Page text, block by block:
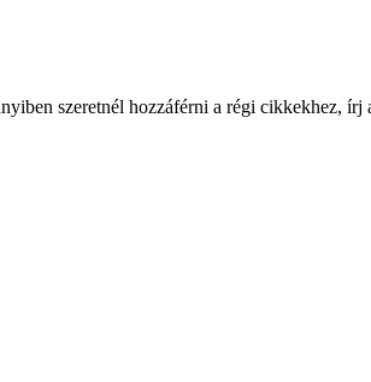
szeretnél hozzáférni a régi cikkekhez, írj